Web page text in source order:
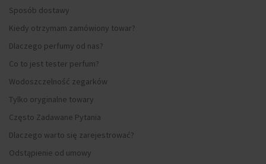
Sposób dostawy
Kiedy otrzymam zamówiony towar?
Dlaczego perfumy od nas?
Co to jest tester perfum?
Wodoszczelność zegarków
Tylko oryginalne towary
Często Zadawane Pytania
Dlaczego warto się zarejestrować?
Odstąpienie od umowy